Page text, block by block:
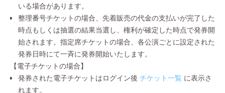
いる場合があります。
整理番号チケットの場合、先着販売の代金の支払いが完了した
時点もしくは抽選の結果当選し、権利が確定した時点で発券開
始されます。指定席チケットの場合、各公演ごとに設定された
発券日時にて一斉に発券開始いたします。
【電子チケットの場合】
発券された電子チケットはログイン後 チケット一覧 に表示さ
れます。